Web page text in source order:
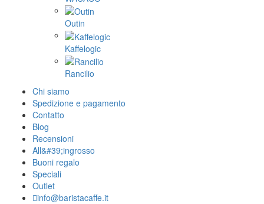
Outin
Kaffelogic
Rancilio
Chi siamo
Spedizione e pagamento
Contatto
Blog
Recensioni
All&#39;ingrosso
Buoni regalo
Speciali
Outlet
info@baristacaffe.it